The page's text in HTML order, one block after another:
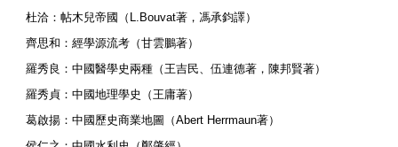
杜洽：帖木兒帝國（L.Bouvat著，馮承鈞譯）
齊思和：經學源流考（甘雲鵬著）
羅秀良：中國醫學史兩種（王吉民、伍連德著，陳邦賢著）
羅秀貞：中國地理學史（王庸著）
葛啟揚：中國歷史商業地圖（Abert Herrmaun著）